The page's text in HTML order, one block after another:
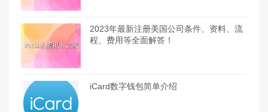
2023年最新注册美国公司条件、资料、流
程、费用等全面解答！
iCard数字钱包简单介绍